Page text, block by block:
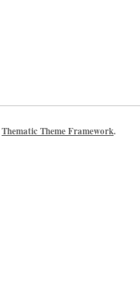
Thematic Theme Framework.